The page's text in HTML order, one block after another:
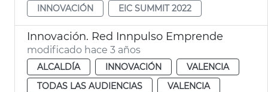
INNOVACIÓN
EIC SUMMIT 2022
Innovación. Red Innpulso Emprende
modificado hace 3 años
ALCALDÍA INNOVACIÓN
VALENCIA
TODAS LAS AUDIENCIAS
VALENCIA